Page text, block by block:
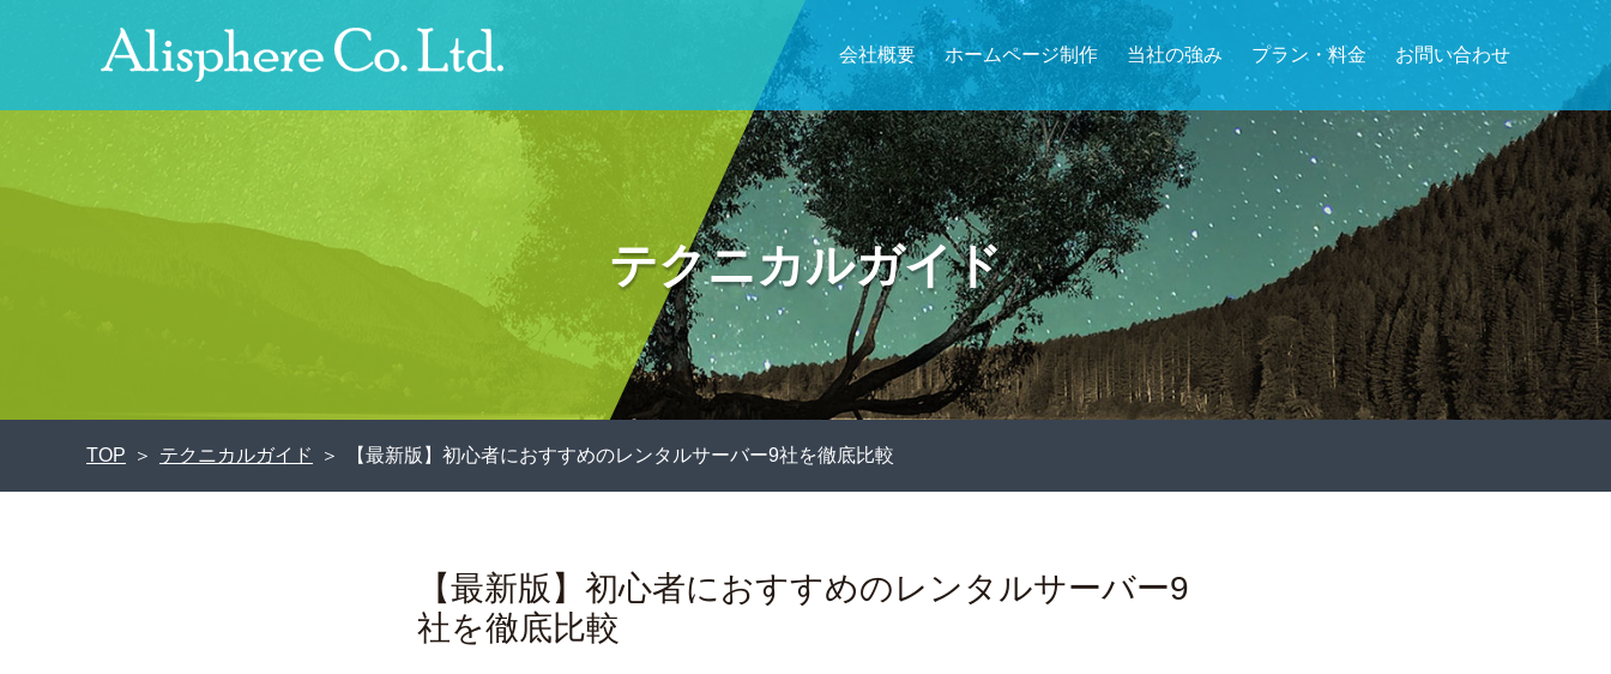
会社概要 ホームページ制作 当社の強み プラン・料金 お問い合わせ
テクニカルガイド
TOP テクニカルガイド 【最新版】初心者におすすめのレンタルサーバー9社を徹底比較
【最新版】初心者におすすめのレンタルサーバー9
社を徹底比較